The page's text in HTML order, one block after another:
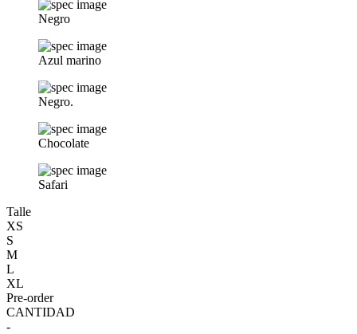
Negro
Azul marino
Negro.
Chocolate
Safari
Talle
XS
S
M
L
XL
Pre-order
CANTIDAD
-